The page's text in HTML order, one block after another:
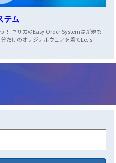
テム
！ ヤサカのEasy Order Systemは新規も
だけのオリジナルウェアを着てLet's